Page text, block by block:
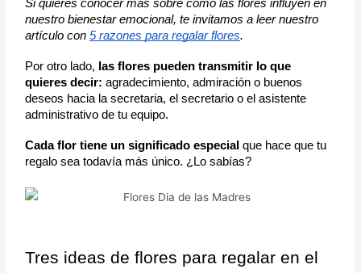
Si quieres conocer más sobre cómo las flores influyen en
nuestro bienestar emocional, te invitamos a leer nuestro
artículo con 5 razones para regalar flores.
Por otro lado, las flores pueden transmitir lo que
quieres decir: agradecimiento, admiración o buenos
deseos hacia la secretaria, el secretario o el asistente
administrativo de tu equipo.
Cada flor tiene un significado especial que hace que tu
regalo sea todavía más único. ¿Lo sabías?
Tres ideas de flores para regalar en el